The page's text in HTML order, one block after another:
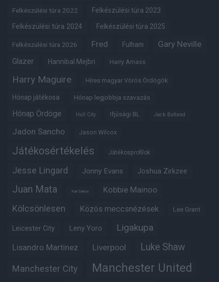
Felkészülési túra 2022 Felkészülési túra 2023
Felkészülési túra 2024 Felkészülési túra 2025
Felkészülési túra 2026 Fred Fulham Gary Neville
Glazer Hannibal Mejbri Harry Amass
Harry Maguire Híres magyar Vörös Ördögök
Hónap játékosa Hónap legjobbja szavazás
Hónap Ördöge Hull City Ifjúsági BL Jack Butland
Jadon Sancho Jason Wilcox
Játékosértékelés Játékosprofilok
Jesse Lingard Jonny Evans Joshua Zirkzee
Juan Mata Karl Darlow Kobbie Mainoo
Kölcsönlesen Közös meccsnézések Lee Grant
Leicester City Leny Yoro Ligakupa
Lisandro Martinez Liverpool Luke Shaw
Manchester City Manchester United